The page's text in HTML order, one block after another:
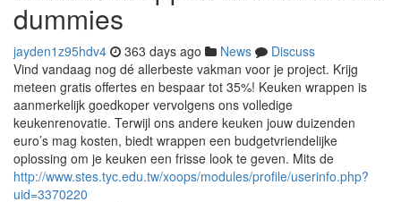
dummies
jayden1z95hdv4 363 days ago News
Discuss
Vind vandaag nog dé allerbeste vakman voor je project. Krijg
meteen gratis offertes en bespaar tot 35%! Keuken wrappen is
aanmerkelijk goedkoper vervolgens ons volledige
keukenrenovatie. Terwijl ons andere keuken jouw duizenden
euro’s mag kosten, biedt wrappen een budgetvriendelijke
oplossing om je keuken een frisse look te geven. Mits de
http://www.stes.tyc.edu.tw/xoops/modules/profile/userinfo.php?
uid=3370220